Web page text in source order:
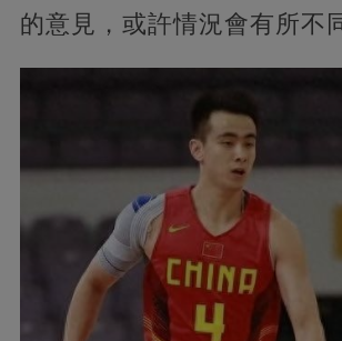
的意見，或許情況會有所不